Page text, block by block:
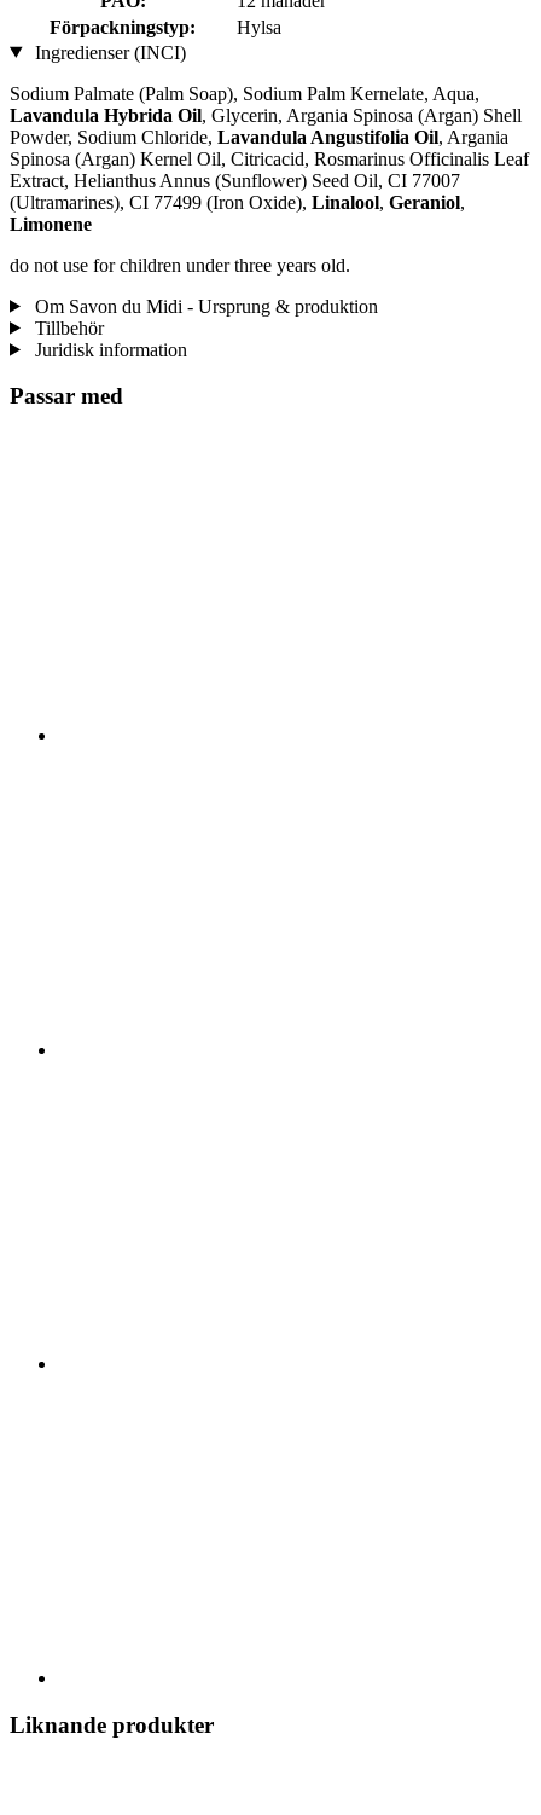
Förpackningstyp:
Hylsa
Ingredienser (INCI)
Sodium Palmate (Palm Soap), Sodium Palm Kernelate, Aqua,
Lavandula Hybrida Oil, Glycerin, Argania Spinosa (Argan) Shell
Powder, Sodium Chloride, Lavandula Angustifolia Oil, Argania
Spinosa (Argan) Kernel Oil, Citricacid, Rosmarinus Officinalis Leaf
Extract, Helianthus Annus (Sunflower) Seed Oil, CI 77007
(Ultramarines) , CI 77499 (Iron Oxide), Linalool, Geraniol,
Limonene
do not use for children under three years old.
Om Savon du Midi - Ursprung & produktion
Tillbehör
Juridisk information
Passar med
Liknande produkter